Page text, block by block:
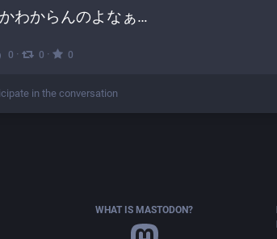
わからんのよなぁ…
0 · 0 · 0
in the conversation
WHAT IS MASTODON?